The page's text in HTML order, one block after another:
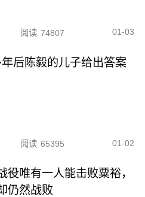
阅读 74807 01-03
后陈毅的儿子给出答案
阅读 65395 01-02
役唯有一人能击败粟裕，
仍然战败